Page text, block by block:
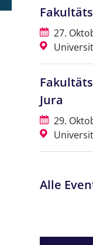
27.
Jura
29.
Alle